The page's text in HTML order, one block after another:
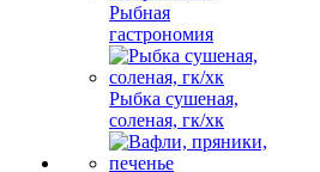
Рыбная
гастрономия
Рыбка сушеная,
соленая, гк/хк